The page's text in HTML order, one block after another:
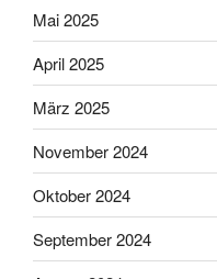
Mai 2025
April 2025
März 2025
November 2024
Oktober 2024
September 2024